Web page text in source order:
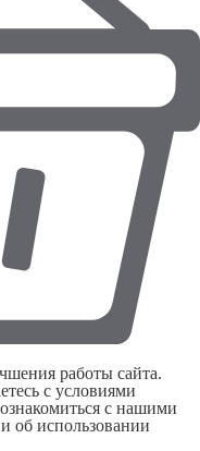
работы сайта.
с условиями
с нашими
об использовании